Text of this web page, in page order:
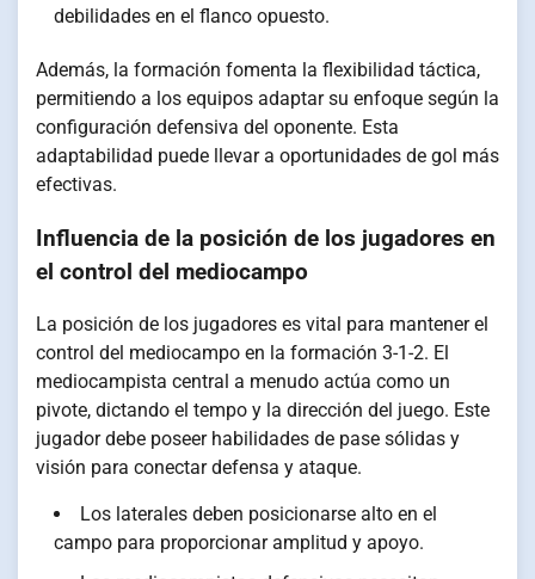
debilidades en el flanco opuesto.
Además, la formación fomenta la flexibilidad táctica,
permitiendo a los equipos adaptar su enfoque según la
configuración defensiva del oponente. Esta
adaptabilidad puede llevar a oportunidades de gol más
efectivas.
Influencia de la posición de los jugadores en
el control del mediocampo
La posición de los jugadores es vital para mantener el
control del mediocampo en la formación 3-1-2. El
mediocampista central a menudo actúa como un
pivote, dictando el tempo y la dirección del juego. Este
jugador debe poseer habilidades de pase sólidas y
visión para conectar defensa y ataque.
Los laterales deben posicionarse alto en el
campo para proporcionar amplitud y apoyo.